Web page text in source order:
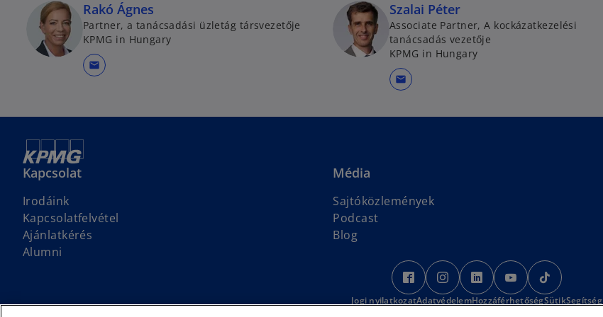
Rakó Ágnes
Partner, a tanácsadási üzletág társvezetője
KPMG in Hungary
mail
Szalai Péter
Associate Partner, A kockázatkezelési
tanácsadás vezetője
KPMG in Hungary
mail
Kapcsolat
Irodáink
Kapcsolatfelvétel
Ajánlatkérés
Alumni
Média
Sajtóközlemények
Podcast
Blogo
s
o
p
e
o
p
e
o
p
e
o
p
e
p
e
Jogi nyilatkozatAdatvédelemHozzáférhetőségSütikSegítség